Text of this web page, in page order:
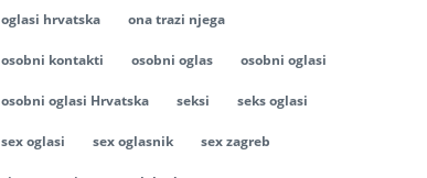
oglasi hrvatska ona trazi njega
osobni kontakti osobni oglas osobni oglasi
osobni oglasi Hrvatska seksi seks oglasi
sex oglasi sex oglasnik sex zagreb